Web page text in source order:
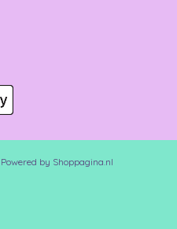
by Shoppagina.nl